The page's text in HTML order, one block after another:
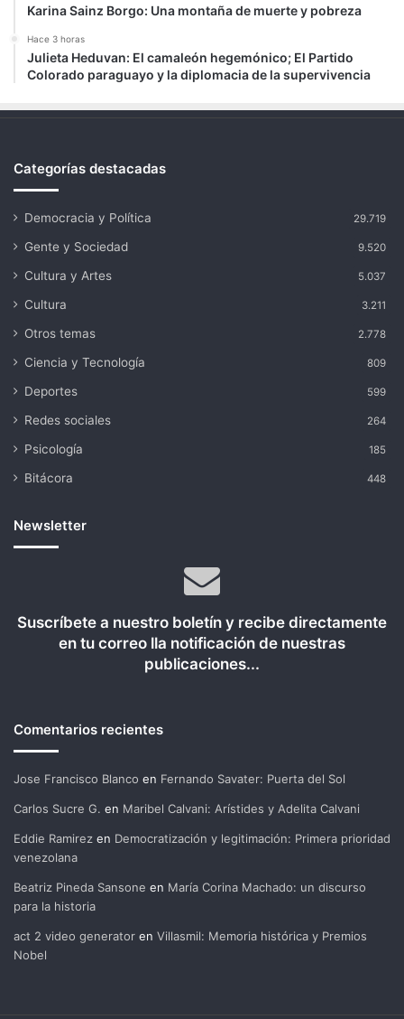
Karina Sainz Borgo: Una montaña de muerte y pobreza
Hace 3 horas
Julieta Heduvan: El camaleón hegemónico; El Partido
Colorado paraguayo y la diplomacia de la supervivencia
Categorías destacadas
Democracia y Política 29.719
Gente y Sociedad 9.520
Cultura y Artes 5.037
Cultura 3.211
Otros temas 2.778
Ciencia y Tecnología 809
Deportes 599
Redes sociales 264
Psicología 185
Bitácora 448
Newsletter
Suscríbete a nuestro boletín y recibe directamente
en tu correo lla notificación de nuestras
publicaciones...
Comentarios recientes
Jose Francisco Blanco en Fernando Savater: Puerta del Sol
Carlos Sucre G. en Maribel Calvani: Arístides y Adelita Calvani
Eddie Ramirez en Democratización y legitimación: Primera prioridad
venezolana
Beatriz Pineda Sansone en María Corina Machado: un discurso
para la historia
act 2 video generator en Villasmil: Memoria histórica y Premios
Nobel